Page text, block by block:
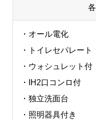
・オール電化
・トイレセパレート
・ウォシュレット付
・IH2口コンロ付
・独立洗面台
・照明器具付き